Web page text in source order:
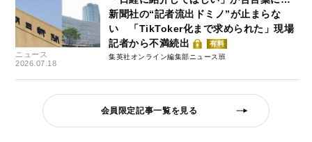
ニュース
2026.07.18
新聞社の“記者流出ドミノ”が止まらな
い 「TikToker化まで求められた」現場
記者から不満続出
有料
集英社オンライン編集部ニュース班
会員限定記事一覧を見る